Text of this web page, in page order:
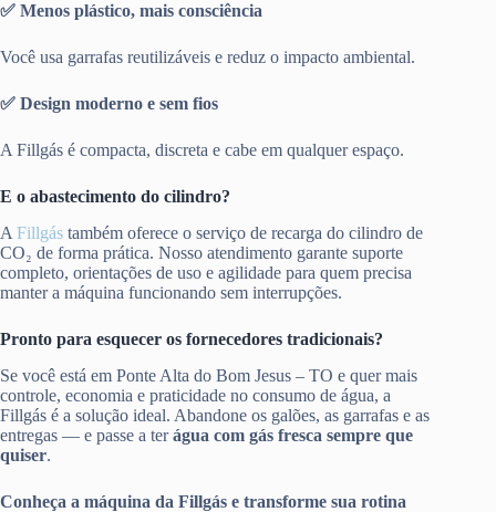
✅ Menos plástico, mais consciência
Você usa garrafas reutilizáveis e reduz o impacto ambiental.
✅ Design moderno e sem fios
A Fillgás é compacta, discreta e cabe em qualquer espaço.
E o abastecimento do cilindro?
A Fillgás também oferece o serviço de recarga do cilindro de
CO₂ de forma prática. Nosso atendimento garante suporte
completo, orientações de uso e agilidade para quem precisa
manter a máquina funcionando sem interrupções.
Pronto para esquecer os fornecedores tradicionais?
Se você está em Ponte Alta do Bom Jesus – TO e quer mais
controle, economia e praticidade no consumo de água, a
Fillgás é a solução ideal. Abandone os galões, as garrafas e as
entregas — e passe a terágua com gás fresca sempre que
quiser.
Conheça a máquina da Fillgás e transforme sua rotina